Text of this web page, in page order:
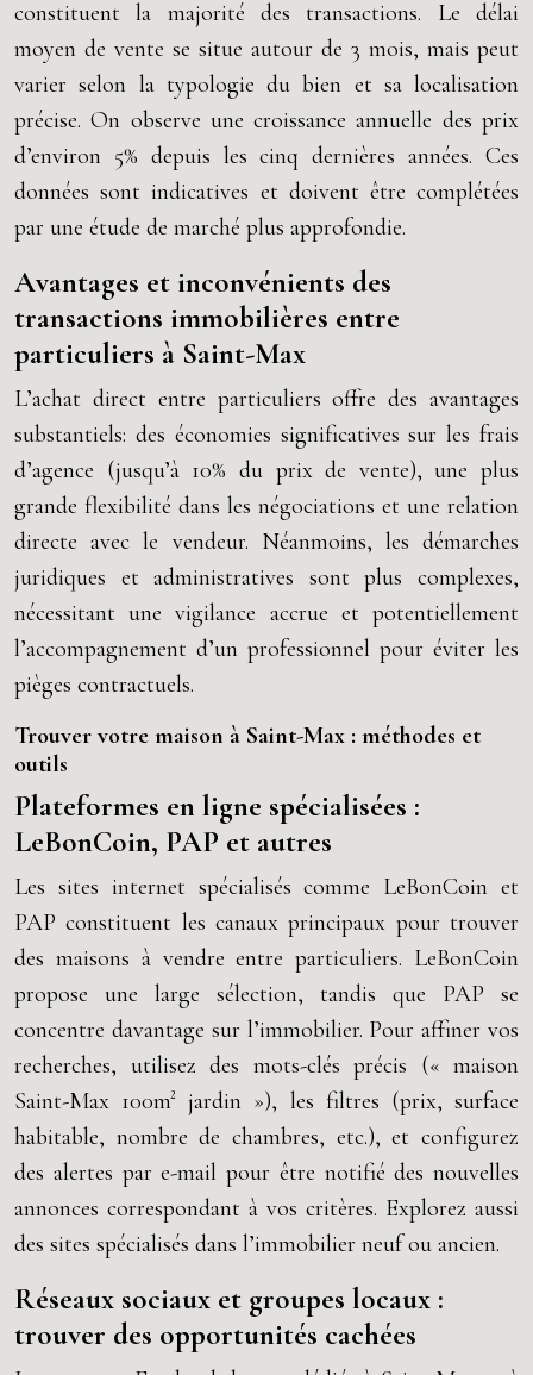
constituent la majorité des transactions. Le délai
moyen de vente se situe autour de 3 mois, mais peut
varier selon la typologie du bien et sa localisation
précise. On observe une croissance annuelle des prix
d’environ 5% depuis les cinq dernières années. Ces
données sont indicatives et doivent être complétées
par une étude de marché plus approfondie.
Avantages et inconvénients des
transactions immobilières entre
particuliers à Saint-Max
L’achat direct entre particuliers offre des avantages
substantiels: des économies significatives sur les frais
d’agence (jusqu’à 10% du prix de vente), une plus
grande flexibilité dans les négociations et une relation
directe avec le vendeur. Néanmoins, les démarches
juridiques et administratives sont plus complexes,
nécessitant une vigilance accrue et potentiellement
l’accompagnement d’un professionnel pour éviter les
pièges contractuels.
Trouver votre maison à Saint-Max : méthodes et
outils
Plateformes en ligne spécialisées :
LeBonCoin, PAP et autres
Les sites internet spécialisés comme LeBonCoin et
PAP constituent les canaux principaux pour trouver
des maisons à vendre entre particuliers. LeBonCoin
propose une large sélection, tandis que PAP se
concentre davantage sur l’immobilier. Pour affiner vos
recherches, utilisez des mots-clés précis (« maison
Saint-Max 100m² jardin »), les filtres (prix, surface
habitable, nombre de chambres, etc.), et configurez
des alertes par e-mail pour être notifié des nouvelles
annonces correspondant à vos critères. Explorez aussi
des sites spécialisés dans l’immobilier neuf ou ancien.
Réseaux sociaux et groupes locaux :
trouver des opportunités cachées